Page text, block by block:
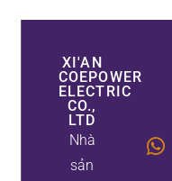
XI'AN
COEPOWER
ELECTRIC
CO.,
LTD
Nhà
sản